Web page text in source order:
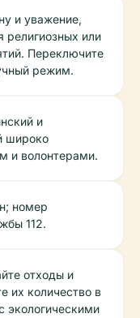
и уважение,
религиозных или
Переключите
режим.
и
широко
и волонтерами.
номер
112.
отходы и
их количество в
экологическими